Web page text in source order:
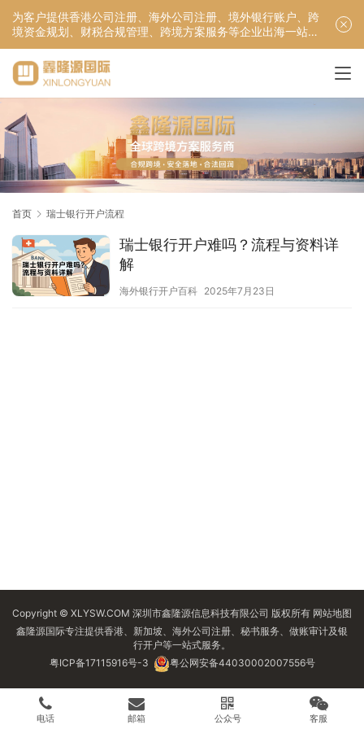
为客户提供香港公司注册、海外公司注册、境外银行账户、跨
境资金规划、财税合规管理、跨境方案服务等企业出海一站式
服务！
首页 瑞士银行开户流程
瑞士银行开户难吗？流程与资料详
解
海外银行开户百科 2025年7月23日
Copyright © XLYSW.COM 深圳市鑫隆源信息科技有限公司 版权所有 网站地图
鑫隆源国际专注提供香港、新加坡、海外公司注册、秘书服务、做账审计及银
行开户等一站式服务。
粤ICP备17115916号-3
粤公网安备44030002007556号
电话 邮箱 公众号 客服